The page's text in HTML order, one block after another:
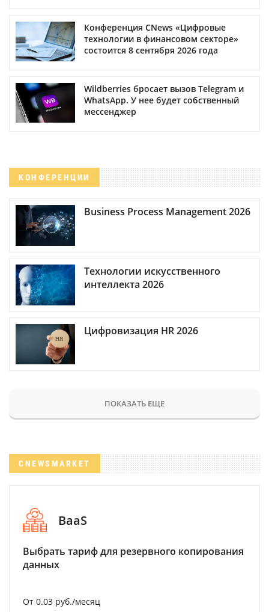
Конференция CNews «Цифровые
технологии в финансовом секторе»
состоится 8 сентября 2026 года
Wildberries бросает вызов Telegram и
WhatsApp. У нее будет собственный
мессенджер
КОНФЕРЕНЦИИ
Business Process Management 2026
Технологии искусственного
интеллекта 2026
Цифровизация HR 2026
ПОКАЗАТЬ ЕЩЕ
CNEWSMARKET
BaaS
Выбрать тариф для резервного копирования
данных
От 0.03 руб./месяц